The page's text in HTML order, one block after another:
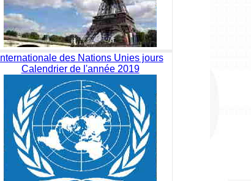
Internationale des Nations Unies jours
Calendrier de l'année 2019